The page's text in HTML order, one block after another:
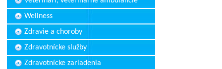
Wellness
Zdravie a choroby
Zdravotnícke služby
Zdravotnícke zariadenia